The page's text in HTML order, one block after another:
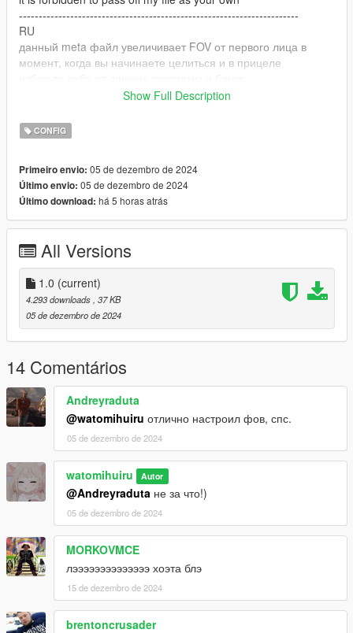
-----------------------------------------------------------------------
RU
данный meta файл увеличивает FOV от первого лица в
момент, когда вы начинаете целиться и в прицеле
просто закиньте weapons.meta по пути
пушки, которые исправлены представлены на видео
-----------------------------------------------------------------------
будете делиться с кем то моим файлом. спасибо!
запрещено выдавать мой файл за свой
Show Full Description
CONFIG
Primeiro envio: 05 de dezembro de 2024
Último envio: 05 de dezembro de 2024
Último download: há 5 horas atrás
All Versions
1.0 (current)
4.293 downloads , 37 KB
05 de dezembro de 2024
14 Comentários
Andreyraduta
@watomihuiru отлично настроил фов, спс.
05 de dezembro de 2024
watomihuiru Autor
@Andreyraduta не за что!)
05 de dezembro de 2024
MORKOVMCE
лээээээээээээээ хоэта блэ
15 de dezembro de 2024
brentoncrusader